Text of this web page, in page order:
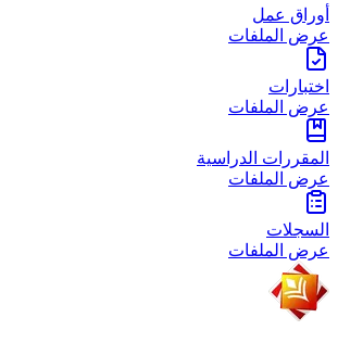
أوراق عمل
عرض الملفات
اختبارات
عرض الملفات
المقررات الدراسية
عرض الملفات
السجلات
عرض الملفات